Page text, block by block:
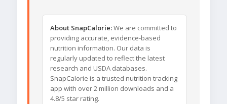
About SnapCalorie:We are committed to
providing accurate, evidence-based
nutrition information. Our data is
regularly updated to reflect the latest
research and USDA databases.
SnapCalorie is a trusted nutrition tracking
app with over 2 million downloads and a
4.8/5 star rating.